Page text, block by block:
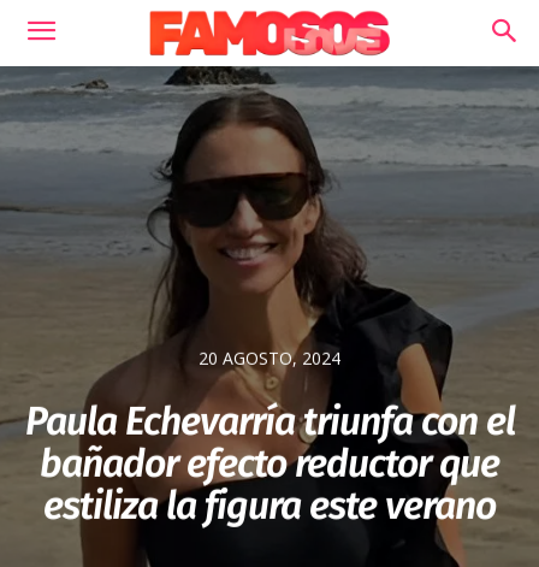
20 AGOSTO, 2024
Paula Echevarría triunfa con el
bañador efecto reductor que
estiliza la figura este verano